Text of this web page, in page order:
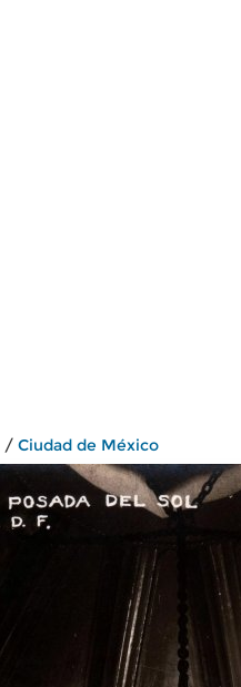
/ Ciudad de México